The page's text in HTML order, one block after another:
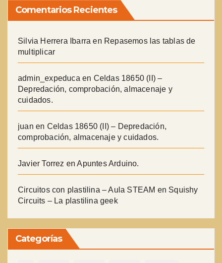
Comentarios Recientes
Silvia Herrera Ibarra en Repasemos las tablas de
multiplicar
admin_expeduca en Celdas 18650 (II) –
Depredación, comprobación, almacenaje y
cuidados.
juan en Celdas 18650 (II) – Depredación,
comprobación, almacenaje y cuidados.
Javier Torrez enApuntes Arduino.
Circuitos con plastilina – Aula STEAM en Squishy
Circuits – La plastilina geek
Categorías